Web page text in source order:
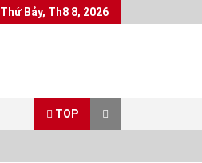
Thứ Bảy, Th8 8, 2026
TOP